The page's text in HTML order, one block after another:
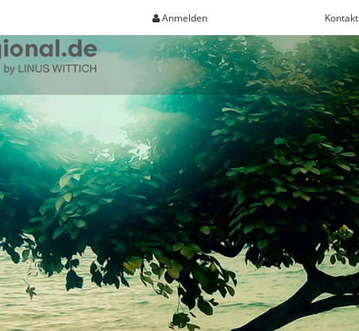
Anmelden Kontakt